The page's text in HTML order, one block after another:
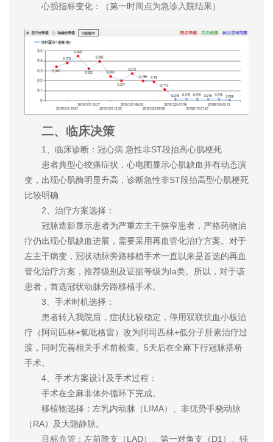
心损指标变化：（第一时间点为急诊入院结果）
二、临床决策
1、临床诊断：冠心病 急性非ST段抬高心肌梗死
患者典型心绞痛症状，心电图显示心肌缺血并有动态演
变，出现心肌酶明显升高，诊断急性非ST段抬高型心肌梗死
比较明确
2、治疗方案选择：
冠脉造影显示患者为严重左主干狭窄患者，严格药物治
疗仍出现心肌缺血进展，需要采用再血管化治疗方案。对于
左主干病变，冠状动脉旁路移植手术一直以来是首选的再血
管化治疗方案，推荐级别及证据等级为Ⅰa类。所以，对于该
患者，首选冠状动脉旁路移植手术。
3、手术时机选择：
患者转入我院后，症状比较稳定，停用双联抗血小板治
疗（阿司匹林+氯吡格雷）改为阿司匹林+低分子肝素治疗过
渡，同时完善相关手术前检查。5天后在全麻下行冠脉搭桥
手术。
4、手术方案设计及手术过程：
手术在全麻非体外循环下完成。
移植物选择：左乳内动脉（LIMA）、非优势手桡动脉
（RA）及大隐静脉。
目标血管：左前降支（LAD）、第一对角支（D1）、钝